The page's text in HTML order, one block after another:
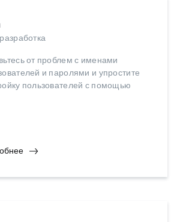
от проблем с именами
и паролями и упростите
пользователей с помощью